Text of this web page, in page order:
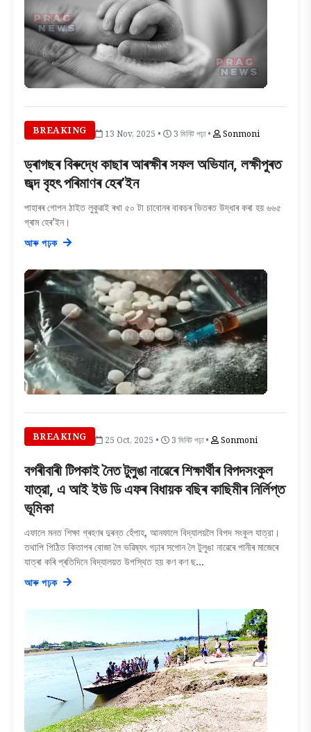
BREAKING 13 Nov, 2025 • 3 মিনিট পঢ়া • Sonmoni
ড্ৰাগছৰ বিৰুদ্ধে কাছাৰ আৰক্ষীৰ সফল অভিযান, লক্ষীপুৰত
জব্দ বৃহৎ পৰিমাণৰ হেৰ’ইন
পাহাৰৰ গোপন ঠাইত লুকুৱাই ৰখা ৫০ টা চাবোনৰ বাকচৰ ভিতৰত উদ্ধাৰ কৰা হয় ৬৬৫
গ্ৰাম হেৰ’ইন।
আৰু পঢ়ক
BREAKING 25 Oct, 2025 • 3 মিনিট পঢ়া • Sonmoni
বগৰীবাৰী টিপকাই নৈত টুলুঙা নাৱেৰে শিক্ষাৰ্থীৰ বিপদসংকুল
যাত্রা, এ আই ইউ ডি এফৰ বিধায়ক বছিৰ কাছিমীৰ নির্লিপ্ত
ভূমিকা
এফালে মনত শিক্ষা গ্ৰহণৰ দুৰন্ত হেঁপাহ, আনফালে বিদ্যালয়লৈ বিপদ সংকুল যাত্রা।
তথাপি পিঠিত কিতাপৰ বোজা লৈ ভৱিষ্যৎ গঢ়াৰ সপোন লৈ টুলুঙা নাৱেৰে পানীৰ মাজেৰে
যাত্ৰা কৰি প্ৰতিদিনে বিদ্যালয়ত উপস্থিত হয় কণ কণ ছ...
আৰু পঢ়ক